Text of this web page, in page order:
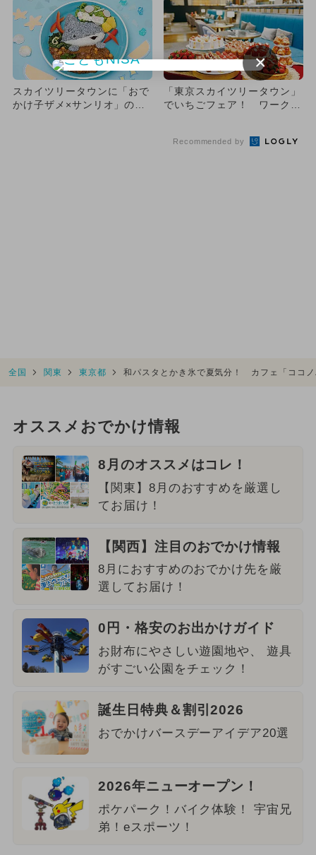
スカイツリータウンに「おで
かけ子ザメ×サンリオ」のカ
「東京スカイツリータウン」
でいちごフェア！ ワークシ
Recommended by
全国 関東 東京都 和パスタとかき氷で夏気分！ カフェ「ココ
オススメおでかけ情報
8月のオススメはコレ！
【関東】8月のおすすめを厳選し
てお届け！
【関西】注目のおでかけ情報
8月におすすめのおでかけ先を厳
選してお届け！
0円・格安のお出かけガイド
お財布にやさしい遊園地や、 遊具
がすごい公園をチェック！
誕生日特典＆割引2026
おでかけバースデーアイデア20選
2026年ニューオープン！
ポケパーク！バイク体験！ 宇宙兄
弟！eスポーツ！
×